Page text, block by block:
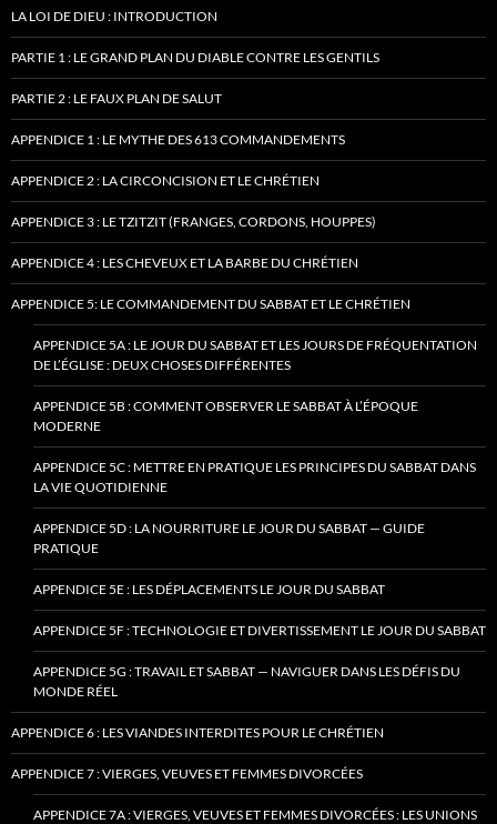
LA LOI DE DIEU : INTRODUCTION
PARTIE 1 : LE GRAND PLAN DU DIABLE CONTRE LES GENTILS
PARTIE 2 : LE FAUX PLAN DE SALUT
APPENDICE 1 : LE MYTHE DES 613 COMMANDEMENTS
APPENDICE 2 : LA CIRCONCISION ET LE CHRÉTIEN
APPENDICE 3 : LE TZITZIT (FRANGES, CORDONS, HOUPPES)
APPENDICE 4 : LES CHEVEUX ET LA BARBE DU CHRÉTIEN
APPENDICE 5: LE COMMANDEMENT DU SABBAT ET LE CHRÉTIEN
APPENDICE 5A : LE JOUR DU SABBAT ET LES JOURS DE FRÉQUENTATION
DE L’ÉGLISE : DEUX CHOSES DIFFÉRENTES
APPENDICE 5B : COMMENT OBSERVER LE SABBAT À L’ÉPOQUE
MODERNE
APPENDICE 5C : METTRE EN PRATIQUE LES PRINCIPES DU SABBAT DANS
LA VIE QUOTIDIENNE
APPENDICE 5D : LA NOURRITURE LE JOUR DU SABBAT — GUIDE
PRATIQUE
APPENDICE 5E : LES DÉPLACEMENTS LE JOUR DU SABBAT
APPENDICE 5F : TECHNOLOGIE ET DIVERTISSEMENT LE JOUR DU SABBAT
APPENDICE 5G : TRAVAIL ET SABBAT — NAVIGUER DANS LES DÉFIS DU
MONDE RÉEL
APPENDICE 6 : LES VIANDES INTERDITES POUR LE CHRÉTIEN
APPENDICE 7 : VIERGES, VEUVES ET FEMMES DIVORCÉES
APPENDICE 7A : VIERGES, VEUVES ET FEMMES DIVORCÉES : LES UNIONS